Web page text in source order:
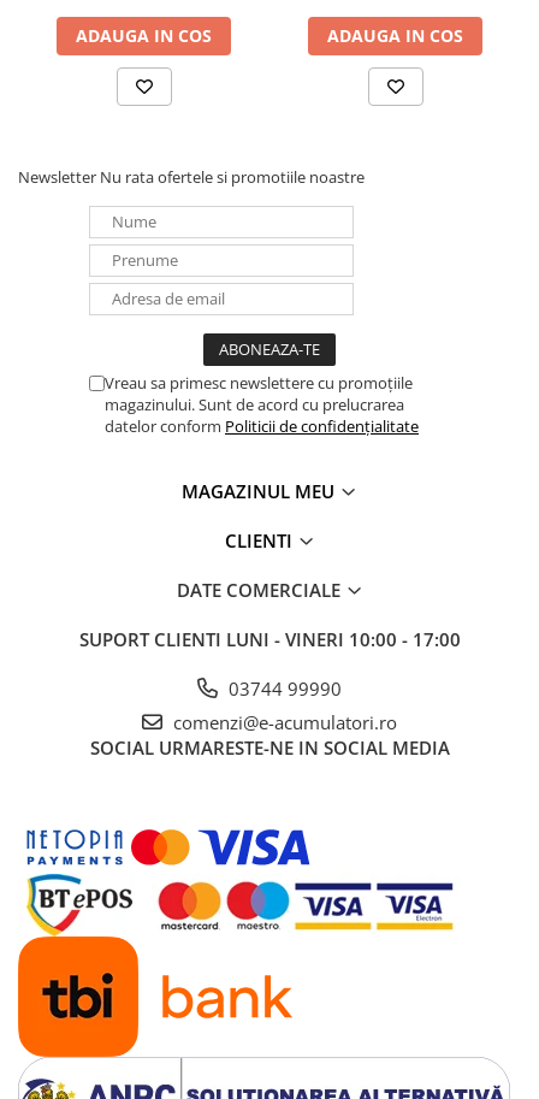
Panouri portabile
Racire/Incalzire
Electrice
Intrerupatoare si prize
Dulapuri pentru cablare
structurata
Sigurante
Lumina (Becuri si Lanterne)
Laptop & PC accesorii, baterii,
cabluri USB, prelungitoare USB
Sisteme de prindere
Statii de incarcare EV
Pompe de caldura
ADAUGA IN COS ADAUGA IN COS
Newsletter Nu rata ofertele si promotiile noastre
Vreau sa primesc newslettere cu promoțiile
magazinului. Sunt de acord cu prelucrarea
datelor conform Politicii de confidențialitate
MAGAZINUL MEU
CLIENTI
DATE COMERCIALE
SUPORT CLIENTI LUNI - VINERI 10:00 - 17:00
03744 99990
comenzi@e-acumulatori.ro
SOCIAL URMARESTE-NE IN SOCIAL MEDIA